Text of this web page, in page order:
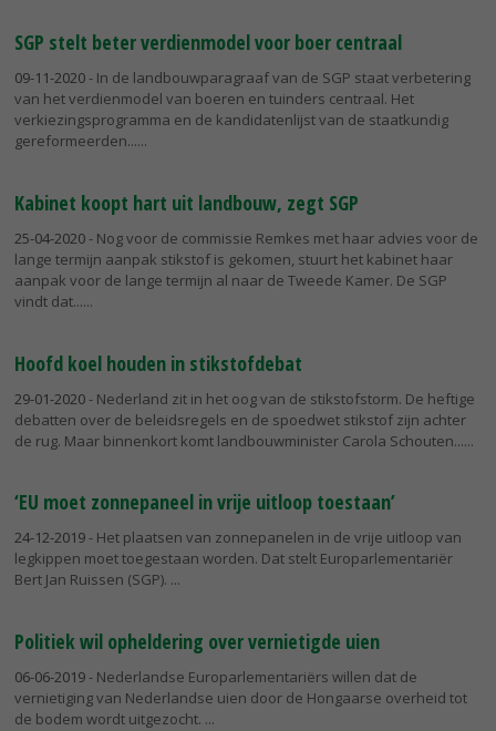
SGP stelt beter verdienmodel voor boer centraal
09-11-2020- In de landbouwparagraaf van de SGP staat verbetering
van het verdienmodel van boeren en tuinders centraal. Het
verkiezingsprogramma en de kandidatenlijst van de staatkundig
gereformeerden...
Kabinet koopt hart uit landbouw, zegt SGP
25-04-2020- Nog voor de commissie Remkes met haar advies voor de
lange termijn aanpak stikstof is gekomen, stuurt het kabinet haar
aanpak voor de lange termijn al naar de Tweede Kamer. De SGP
vindt dat...
Hoofd koel houden in stikstofdebat
29-01-2020- Nederland zit in het oog van de stikstofstorm. De heftige
debatten over de beleidsregels en de spoedwet stikstof zijn achter
de rug. Maar binnenkort komt landbouwminister Carola Schouten...
‘EU moet zonnepaneel in vrije uitloop toestaan’
24-12-2019- Het plaatsen van zonnepanelen in de vrije uitloop van
legkippen moet toegestaan worden. Dat stelt Europarlementariër
Bert Jan Ruissen (SGP).
Politiek wil opheldering over vernietigde uien
06-06-2019- Nederlandse Europarlementariërs willen dat de
vernietiging van Nederlandse uien door de Hongaarse overheid tot
de bodem wordt uitgezocht.